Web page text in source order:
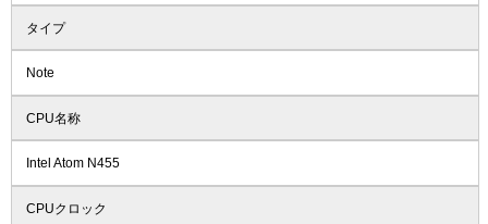
タイプ
Note
CPU名称
Intel Atom N455
CPUクロック